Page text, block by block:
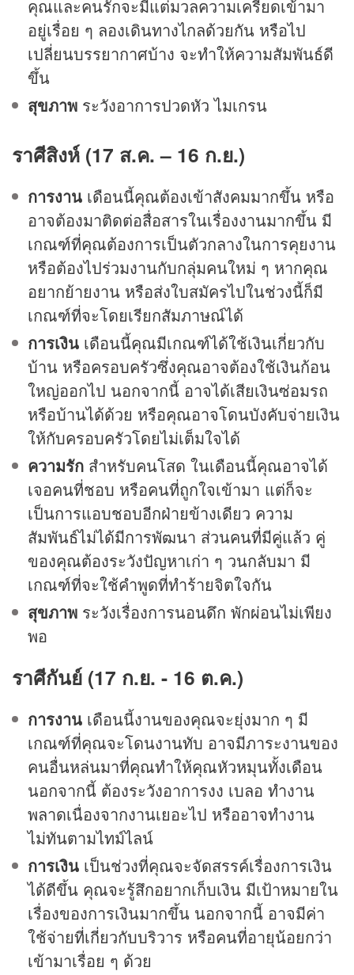
คุณและคนรักจะมีแต่มวลความเครียดเข้ามา
อยู่เรื่อย ๆ ลองเดินทางไกลด้วยกัน หรือไป
เปลี่ยนบรรยากาศบ้าง จะทำให้ความสัมพันธ์ดี
ขึ้น
สุขภาพ ระวังอาการปวดหัว ไมเกรน
ราศีสิงห์ (17 ส.ค. – 16 ก.ย.)
การงาน เดือนนี้คุณต้องเข้าสังคมมากขึ้น หรือ
อาจต้องมาติดต่อสื่อสารในเรื่องงานมากขึ้น มี
เกณฑ์ที่คุณต้องการเป็นตัวกลางในการคุยงาน
หรือต้องไปร่วมงานกับกลุ่มคนใหม่ ๆ หากคุณ
อยากย้ายงาน หรือส่งใบสมัครไปในช่วงนี้ก็มี
เกณฑ์ที่จะโดยเรียกสัมภาษณ์ได้
การเงิน เดือนนี้คุณมีเกณฑ์ได้ใช้เงินเกี่ยวกับ
บ้าน หรือครอบครัวซึ่งคุณอาจต้องใช้เงินก้อน
ใหญ่ออกไป นอกจากนี้ อาจได้เสียเงินซ่อมรถ
หรือบ้านได้ด้วย หรือคุณอาจโดนบังคับจ่ายเงิน
ให้กับครอบครัวโดยไม่เต็มใจได้
ความรัก สำหรับคนโสด ในเดือนนี้คุณอาจได้
เจอคนที่ชอบ หรือคนที่ถูกใจเข้ามา แต่ก็จะ
เป็นการแอบชอบอีกฝ่ายข้างเดียว ความ
สัมพันธ์ไม่ได้มีการพัฒนา ส่วนคนที่มีคู่แล้ว คู่
ของคุณต้องระวังปัญหาเก่า ๆ วนกลับมา มี
เกณฑ์ที่จะใช้คำพูดที่ทำร้ายจิตใจกัน
สุขภาพ ระวังเรื่องการนอนดึก พักผ่อนไม่เพียง
พอ
ราศีกันย์ (17 ก.ย. - 16 ต.ค.)
การงาน เดือนนี้งานของคุณจะยุ่งมาก ๆ มี
เกณฑ์ที่คุณจะโดนงานทับ อาจมีภาระงานของ
คนอื่นหล่นมาที่คุณทำให้คุณหัวหมุนทั้งเดือน
นอกจากนี้ ต้องระวังอาการงง เบลอ ทำงาน
พลาดเนื่องจากงานเยอะไป หรืออาจทำงาน
ไม่ทันตามไทม์ไลน์
การเงิน เป็นช่วงที่คุณจะจัดสรรค์เรื่องการเงิน
ได้ดีขึ้น คุณจะรู้สึกอยากเก็บเงิน มีเป้าหมายใน
เรื่องของการเงินมากขึ้น นอกจากนี้ อาจมีค่า
ใช้จ่ายที่เกี่ยวกับบริวาร หรือคนที่อายุน้อยกว่า
เข้ามาเรื่อย ๆ ด้วย